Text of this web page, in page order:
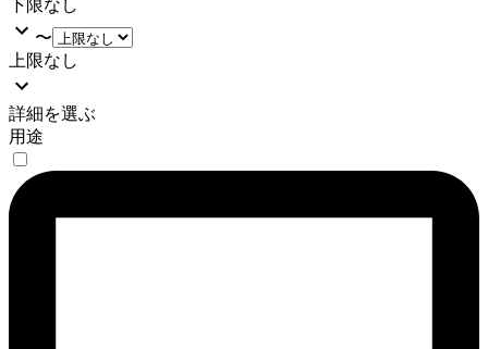
下限なし
〜
上限なし
詳細を選ぶ
用途